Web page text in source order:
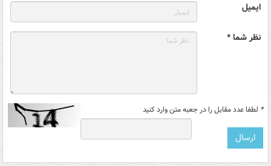
ایمیل
نظر شما *
* لطفا عدد مقابل را در جعبه متن وارد کنید